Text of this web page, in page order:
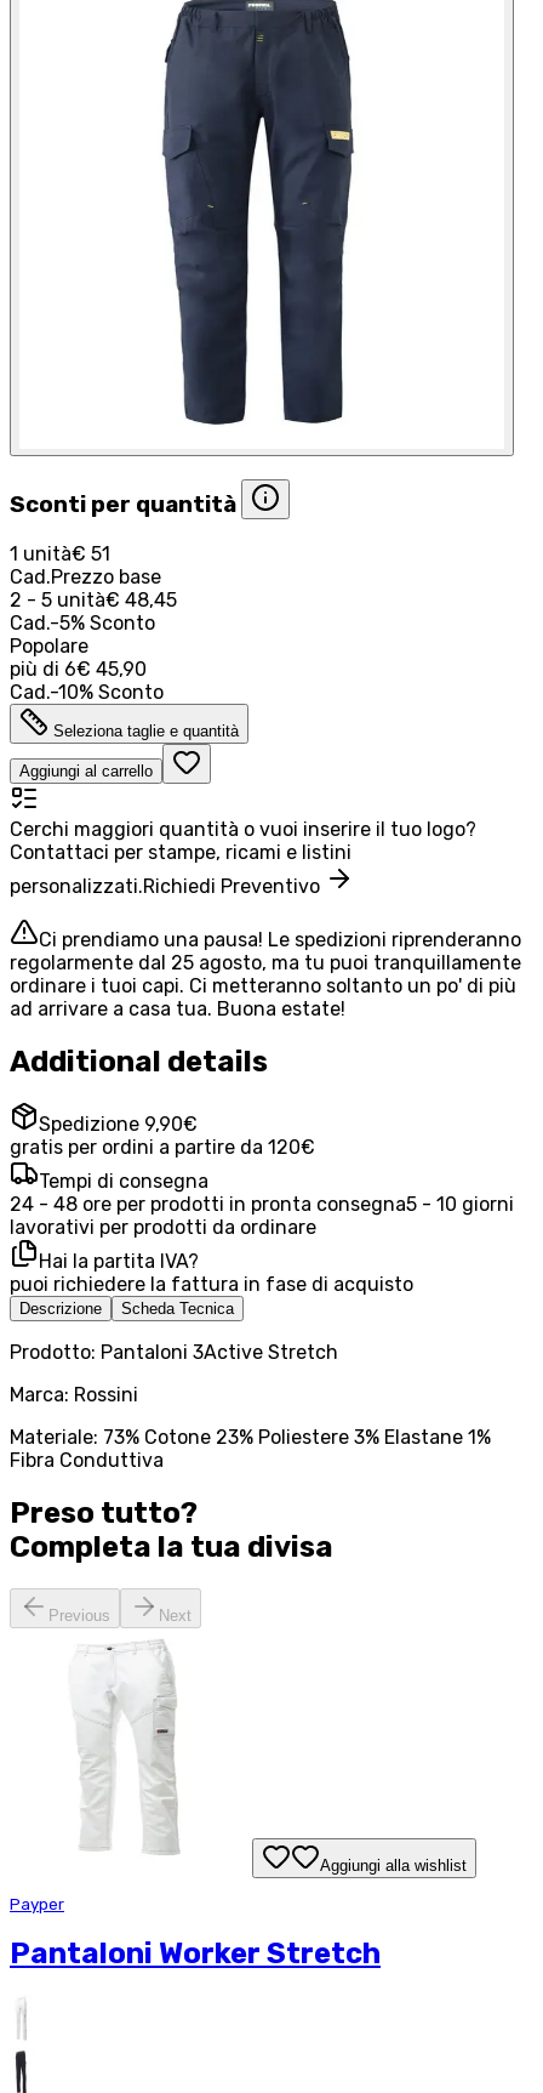
Sconti per quantità
1 unità€ 51
Cad.Prezzo base
2 - 5 unità€ 48,45
Cad.-5% Sconto
Popolare
più di 6€ 45,90
Cad.-10% Sconto
Seleziona taglie e quantità
Aggiungi al carrello
Cerchi maggiori quantità o vuoi inserire il tuo logo?
Contattaci per stampe, ricami e listini
personalizzati.Richiedi Preventivo
Ci prendiamo una pausa! Le spedizioni riprenderanno
regolarmente dal 25 agosto, ma tu puoi tranquillamente
ordinare i tuoi capi. Ci metteranno soltanto un po' di più
ad arrivare a casa tua. Buona estate!
Additional details
Spedizione 9,90€
gratis per ordini a partire da 120€
Tempi di consegna
24 - 48 ore per prodotti in pronta consegna5 - 10 giorni
lavorativi per prodotti da ordinare
Hai la partita IVA?
puoi richiedere la fattura in fase di acquisto
Descrizione Scheda Tecnica
Prodotto: Pantaloni 3Active Stretch
Marca: Rossini
Materiale: 73% Cotone 23% Poliestere 3% Elastane 1%
Fibra Conduttiva
Preso tutto?
Completa la tua divisa
Previous Next
Aggiungi alla wishlist
Payper
Pantaloni Worker Stretch